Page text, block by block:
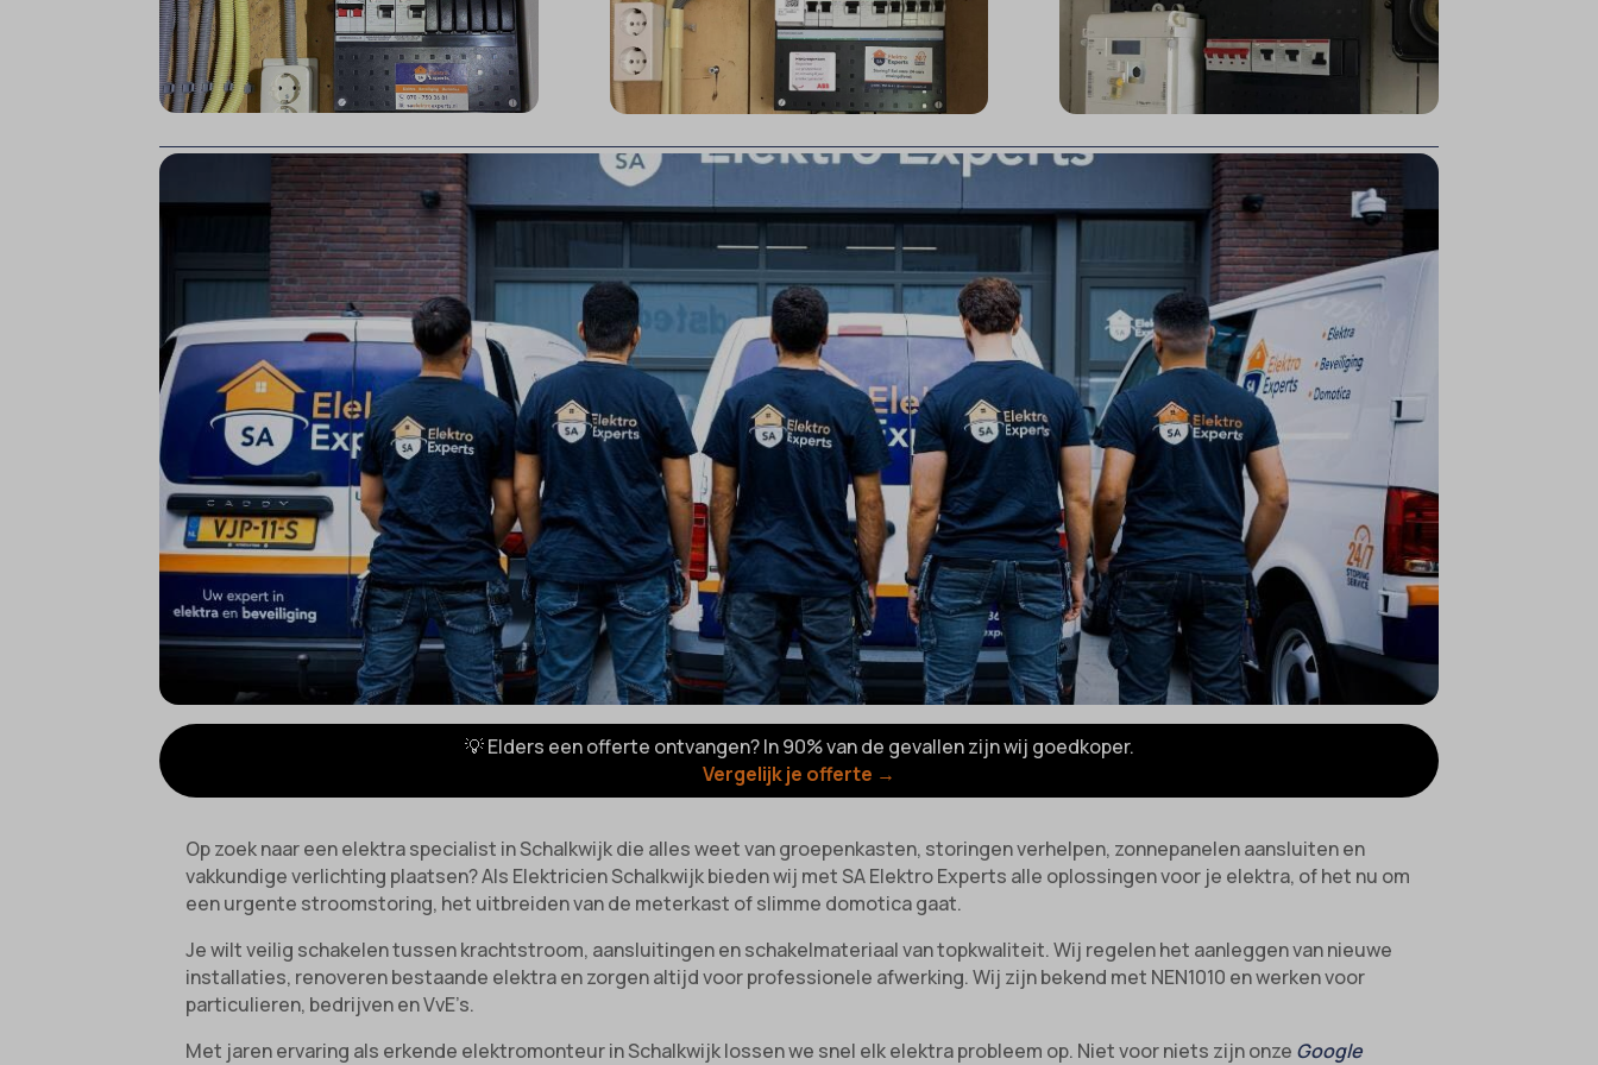
💡 Elders een offerte ontvangen? In 90% van de gevallen zijn wij goedkoper.
Vergelijk je offerte →
Op zoek naar een elektra specialist in Schalkwijk die alles weet van groepenkasten, storingen verhelpen, zonnepanelen aansluiten en
vakkundige verlichting plaatsen? Als Elektricien Schalkwijk bieden wij met SA Elektro Experts alle oplossingen voor je elektra, of het nu om
een urgente stroomstoring, het uitbreiden van de meterkast of slimme domotica gaat.
Je wilt veilig schakelen tussen krachtstroom, aansluitingen en schakelmateriaal van topkwaliteit. Wij regelen het aanleggen van nieuwe
installaties, renoveren bestaande elektra en zorgen altijd voor professionele afwerking. Wij zijn bekend met NEN1010 en werken voor
particulieren, bedrijven en VvE’s.
Met jaren ervaring als erkende elektromonteur in Schalkwijk lossen we snel elk elektra probleem op. Niet voor niets zijn onze Google